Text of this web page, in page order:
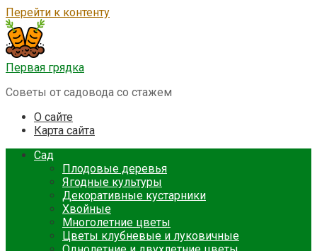
Перейти к контенту
Первая грядка
Советы от садовода со стажем
О сайте
Карта сайта
Сад
Плодовые деревья
Ягодные культуры
Декоративные кустарники
Хвойные
Многолетние цветы
Цветы клубневые и луковичные